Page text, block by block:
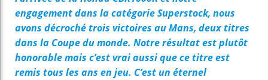
engagement dans la catégorie Superstock, nous
avons décroché trois victoires au Mans, deux titres
dans la Coupe du monde. Notre résultat est plutôt
honorable mais c’est vrai aussi que ce titre est
remis tous les ans en jeu. C’est un éternel